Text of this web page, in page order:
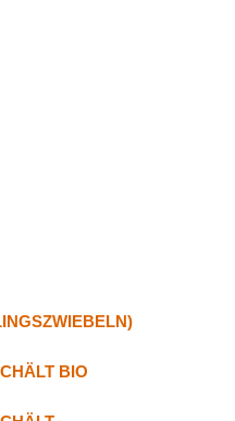
BIO